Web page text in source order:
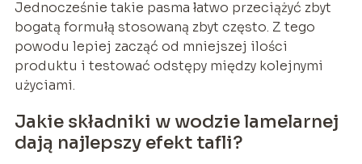
Jednocześnie takie pasma łatwo przeciążyć zbyt
bogatą formułą stosowaną zbyt często. Z tego
powodu lepiej zacząć od mniejszej ilości
produktu i testować odstępy między kolejnymi
użyciami.
Jakie składniki w wodzie lamelarnej
dają najlepszy efekt tafli?